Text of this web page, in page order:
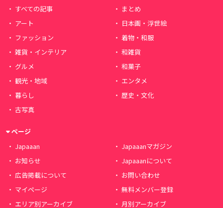
すべての記事
まとめ
アート
日本画・浮世絵
ファッション
着物・和服
雑貨・インテリア
和雑貨
グルメ
和菓子
観光・地域
エンタメ
暮らし
歴史・文化
古写真
ページ
Japaaan
Japaaanマガジン
お知らせ
Japaaanについて
広告掲載について
お問い合わせ
マイページ
無料メンバー登録
エリア別アーカイブ
月別アーカイブ